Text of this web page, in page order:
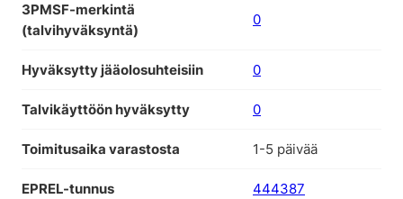
3PMSF-merkintä
(talvihyväksyntä)
0
Hyväksytty jääolosuhteisiin 0
Talvikäyttöön hyväksytty 0
Toimitusaika varastosta 1-5 päivää
EPREL-tunnus 444387